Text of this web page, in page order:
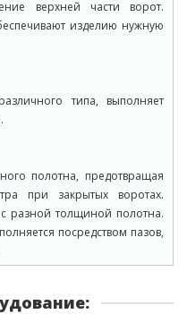
верхней части ворот.
изделию нужную
типа, выполняет
полотна, предотвращая
при закрытых воротах.
разной толщиной полотна.
посредством пазов,